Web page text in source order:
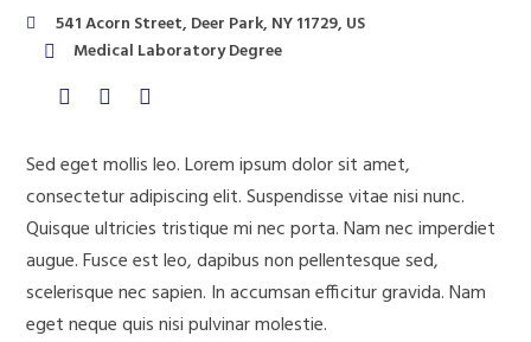
541 Acorn Street, Deer Park, NY 11729, US
Medical Laboratory Degree
Sed eget mollis leo. Lorem ipsum dolor sit amet,
consectetur adipiscing elit. Suspendisse vitae nisi nunc.
Quisque ultricies tristique mi nec porta. Nam nec imperdiet
augue. Fusce est leo, dapibus non pellentesque sed,
scelerisque nec sapien. In accumsan efficitur gravida. Nam
eget neque quis nisi pulvinar molestie.